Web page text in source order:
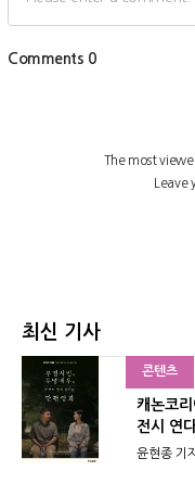
최신 기사
콘텐츠
캐논코
전시 연
윤현종 기